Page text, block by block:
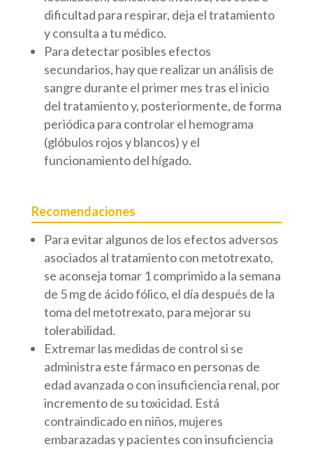
dificultad para respirar, deja el tratamiento
y consulta a tu médico.
Para detectar posibles efectos
secundarios, hay que realizar un análisis de
sangre durante el primer mes tras el inicio
del tratamiento y, posteriormente, de forma
periódica para controlar el hemograma
(glóbulos rojos y blancos) y el
funcionamiento del hígado.
Recomendaciones
Para evitar algunos de los efectos adversos
asociados al tratamiento con metotrexato,
se aconseja tomar 1 comprimido a la semana
de 5 mg de ácido fólico, el día después de la
toma del metotrexato, para mejorar su
tolerabilidad.
Extremar las medidas de control si se
administra este fármaco en personas de
edad avanzada o con insuficiencia renal, por
incremento de su toxicidad. Está
contraindicado en niños, mujeres
embarazadas y pacientes con insuficiencia